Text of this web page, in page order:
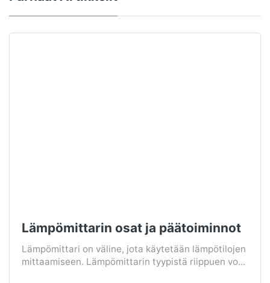
Lämpömittarin osat ja päätoiminnot
Lämpömittari on väline, jota käytetään lämpötilojen
mittaamiseen. Lämpömittarin tyypistä riippuen vo...